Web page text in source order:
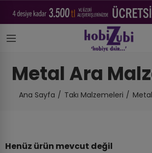
Metal Ara
Ana Sayfa Takı Malzemeleri
Henüz ürün mevcut değil